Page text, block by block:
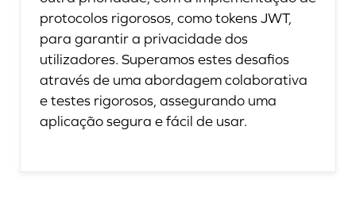
protocolos rigorosos, como tokens JWT,
para garantir a privacidade dos
utilizadores. Superamos estes desafios
através de uma abordagem colaborativa
e testes rigorosos, assegurando uma
aplicação segura e fácil de usar.